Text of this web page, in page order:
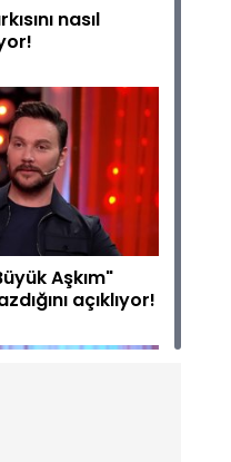
nasıl
Aşkım"
açıklıyor!